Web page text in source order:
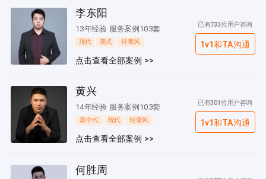
李东阳
13年经验 服务案例103套
现代 美式 轻奢风
点击查看全部案例 >>
已有733位用户咨询
1v1和TA沟通
黄兴
14年经验 服务案例103套
新中式 现代 轻奢风
点击查看全部案例 >>
已有301位用户咨询
1v1和TA沟通
何胜周